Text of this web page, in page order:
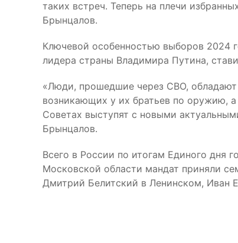
таких встреч. Теперь на плечи
Брынцалов.
Ключевой особенностью выборов 2024
лидера страны Владимира Путина,
«Люди, прошедшие через СВО,
возникающих у их братьев по оружию,
Советах выступят с новыми
Брынцалов.
Всего в России по итогам Единого дня
Московской области мандат приняли
Дмитрий Белитский в Ленинском, Иван